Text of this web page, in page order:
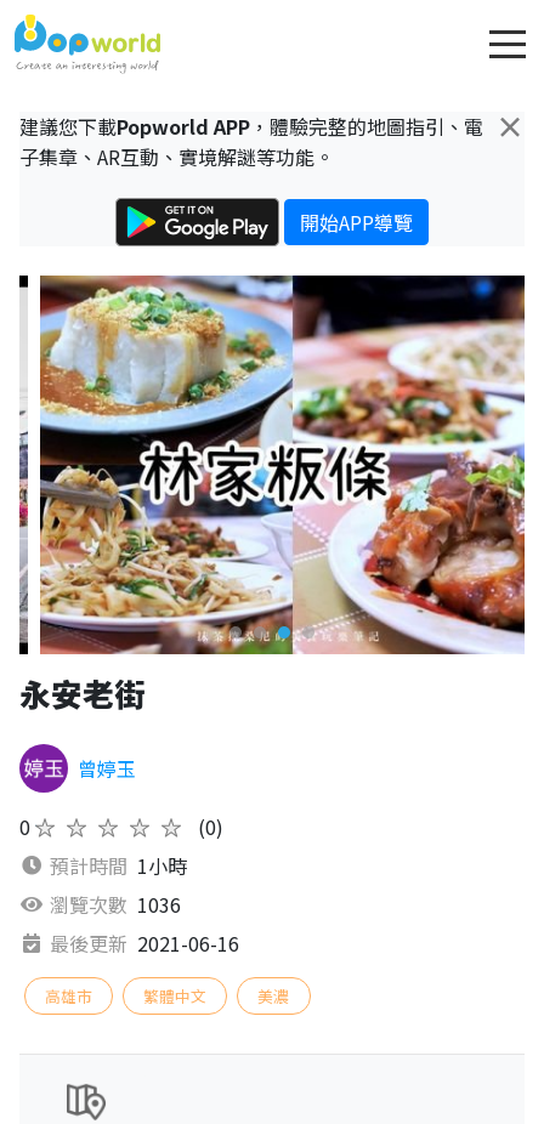
×
建議您下載Popworld APP ，體驗完整的地圖指引、電
子集章、AR互動、實境解謎等功能。
開始APP導覽
永安老街
曾婷玉
0★★★★★
(0)
預計時間 1小時
瀏覽次數 1036
最後更新 2021-06-16
高雄市 繁體中文 美濃